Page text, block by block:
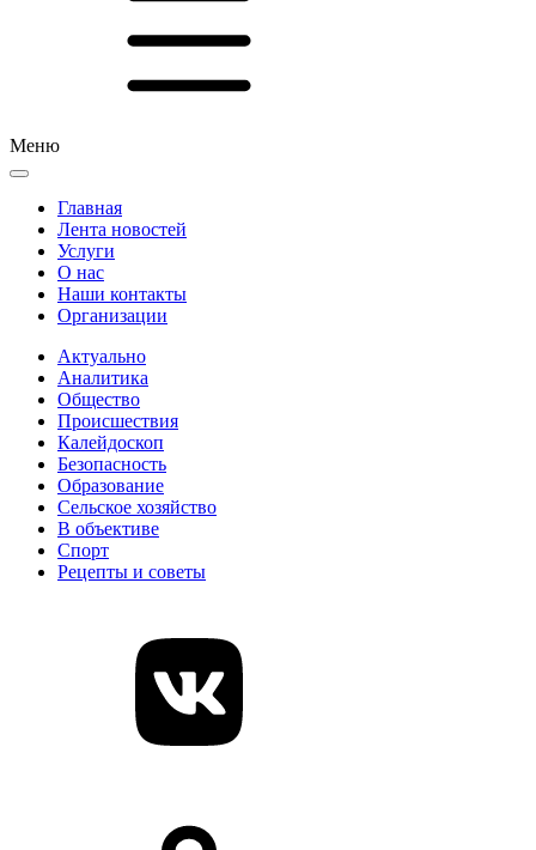
Меню
Главная
Лента новостей
Услуги
О нас
Наши контакты
Организации
Актуально
Аналитика
Общество
Происшествия
Калейдоскоп
Безопасность
Образование
Сельское хозяйство
В объективе
Спорт
Рецепты и советы